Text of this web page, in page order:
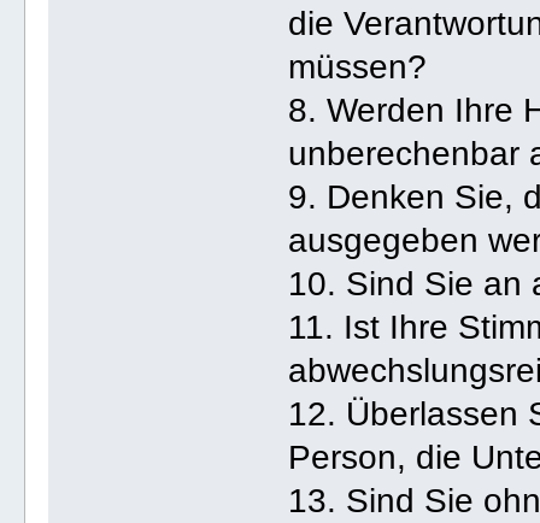
die
müssen?
8. Werden Ihre
unberechenbar
9. Denken Sie,
ausgegeben
10. Sind Sie an
11. Ist Ihre
12. Überlassen
Person, die
13. Sind Sie